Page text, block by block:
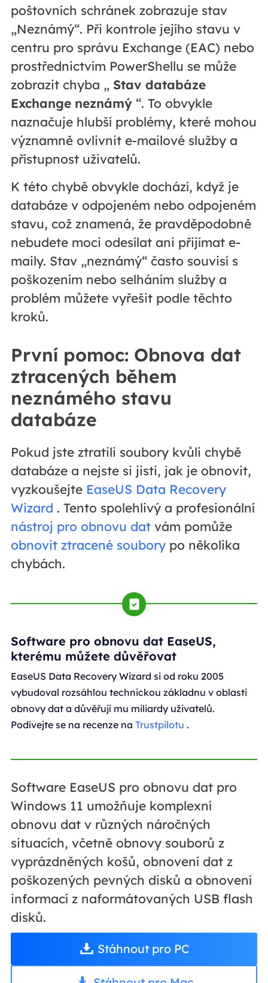
poštovních schránek zobrazuje stav
„Neznámý“. Při kontrole jejího stavu v
centru pro správu Exchange (EAC) nebo
prostřednictvím PowerShellu se může
zobrazit chyba „ Stav databáze
Exchange neznámý“. To obvykle
naznačuje hlubší problémy, které mohou
významně ovlivnit e-mailové služby a
přístupnost uživatelů.
K této chybě obvykle dochází, když je
databáze v odpojeném nebo odpojeném
stavu, což znamená, že pravděpodobně
nebudete moci odesílat ani přijímat e-
maily. Stav „neznámý“ často souvisí s
poškozením nebo selháním služby a
problém můžete vyřešit podle těchto
kroků.
První pomoc: Obnova dat
ztracených během
neznámého stavu
databáze
Pokud jste ztratili soubory kvůli chybě
databáze a nejste si jisti, jak je obnovit,
vyzkoušejte EaseUS Data Recovery
Wizard . Tento spolehlivý a profesionální
nástroj pro obnovu datvám pomůže
obnovit ztracené souborypo několika
chybách.
Software pro obnovu dat EaseUS,
kterému můžete důvěřovat
EaseUS Data Recovery Wizard si od roku 2005
vybudoval rozsáhlou technickou základnu v oblasti
obnovy dat a důvěřují mu miliardy uživatelů.
Podívejte se na recenze na Trustpilotu .
Software EaseUS pro obnovu dat pro
Windows 11 umožňuje komplexní
obnovu dat v různých náročných
situacích, včetně obnovy souborů z
vyprázdněných košů, obnovení dat z
poškozených pevných disků a obnovení
informací z naformátovaných USB flash
disků.
Stáhnout pro PC